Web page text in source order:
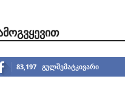
83,197 გულშემატკივარი